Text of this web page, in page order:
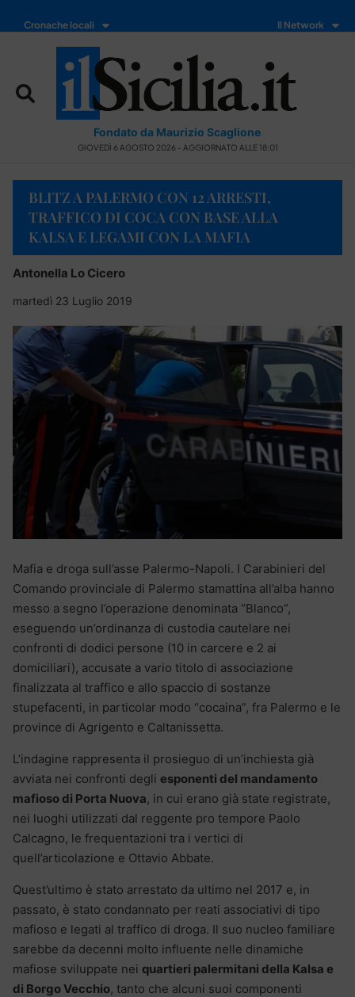
Cronache locali Il Network
Fondato da Maurizio Scaglione
GIOVEDÌ 6 AGOSTO 2026 - AGGIORNATO ALLE 18:01
BLITZ A PALERMO CON 12 ARRESTI,
TRAFFICO DI COCA CON BASE ALLA
KALSA E LEGAMI CON LA MAFIA
Antonella Lo Cicero
martedì 23 Luglio 2019
Mafia e droga sull’asse Palermo-Napoli. I Carabinieri del
Comando provinciale di Palermo stamattina all’alba hanno
messo a segno l’operazione denominata “Blanco”,
eseguendo un’ordinanza di custodia cautelare nei
confronti di dodici persone (10 in carcere e 2 ai
domiciliari), accusate a vario titolo di associazione
finalizzata al traffico e allo spaccio di sostanze
stupefacenti, in particolar modo “cocaina”, fra Palermo e le
province di Agrigento e Caltanissetta.
L’indagine rappresenta il prosieguo di un’inchiesta già
avviata nei confronti degli esponenti del mandamento
mafioso di Porta Nuova, in cui erano già state registrate,
nei luoghi utilizzati dal reggente pro tempore Paolo
Calcagno, le frequentazioni tra i vertici di
quell’articolazione e Ottavio Abbate.
Quest’ultimo è stato arrestato da ultimo nel 2017 e, in
passato, è stato condannato per reati associativi di tipo
mafioso e legati al traffico di droga. Il suo nucleo familiare
sarebbe da decenni molto influente nelle dinamiche
mafiose sviluppate nei quartieri palermitani della Kalsa e
di Borgo Vecchio, tanto che alcuni suoi componenti